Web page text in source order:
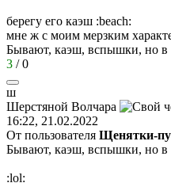
берегу его каэш :beach:
мне ж с моим мерзким
Бывают, каэш, вспышки, но в
3 /0
ш
Шерстяной Волчара
16:22, 21.02.2022
От пользователя Щенятки-
Бывают, каэш, вспышки, но в
:lol: